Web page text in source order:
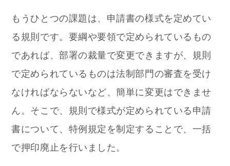
もうひとつの課題は、申請書の様式を定めてい
る規則です。要綱や要領で定められているもの
であれば、部署の裁量で変更できますが、規則
で定められているものは法制部門の審査を受け
なければならないなど、簡単に変更はできませ
ん。そこで、規則で様式が定められている申請
書について、特例規定を制定することで、一括
で押印廃止を行いました。